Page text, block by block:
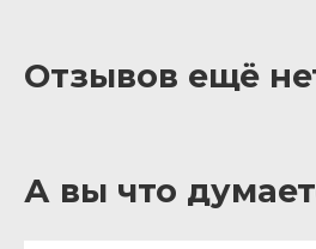
Отзывов ещё
А вы что